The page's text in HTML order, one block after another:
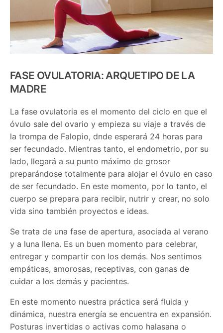
FASE OVULATORIA: ARQUETIPO DE LA
MADRE
La fase ovulatoria es el momento del ciclo en que el
óvulo sale del ovario y empieza su viaje a través de
la trompa de Falopio, dnde esperará 24 horas para
ser fecundado. Mientras tanto, el endometrio, por su
lado, llegará a su punto máximo de grosor
preparándose totalmente para alojar el óvulo en caso
de ser fecundado. En este momento, por lo tanto, el
cuerpo se prepara para recibir, nutrir y crear, no solo
vida sino también proyectos e ideas.
Se trata de una fase de apertura, asociada al verano
y a luna llena. Es un buen momento para celebrar,
entregar y compartir con los demás. Nos sentimos
empáticas, amorosas, receptivas, con ganas de
cuidar a los demás y pacientes.
En este momento nuestra práctica será fluida y
dinámica, nuestra energía se encuentra en expansión.
Posturas invertidas o activas como halasana o